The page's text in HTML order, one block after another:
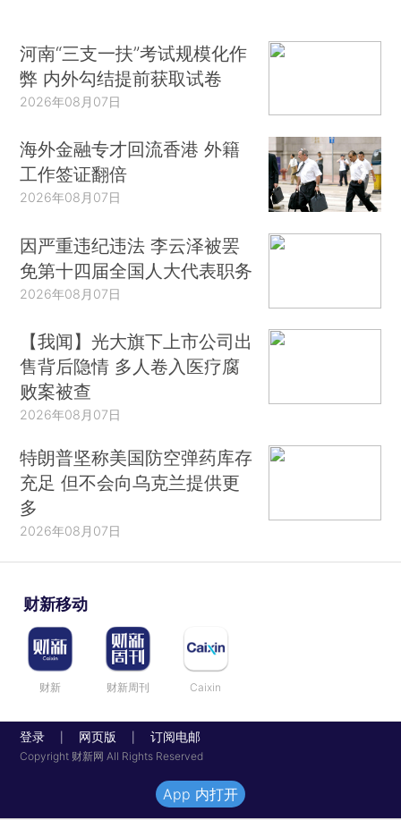
河南“三支一扶”考试规模化作
弊 内外勾结提前获取试卷
2026年08月07日
海外金融专才回流香港 外籍
工作签证翻倍
2026年08月07日
因严重违纪违法 李云泽被罢
免第十四届全国人大代表职务
2026年08月07日
【我闻】光大旗下上市公司出
售背后隐情 多人卷入医疗腐
败案被查
2026年08月07日
特朗普坚称美国防空弹药库存
充足 但不会向乌克兰提供更
多
2026年08月07日
财新移动
财新 财新周刊 Caixin
登录 网页版 订阅电邮
Copyright 财新网 All Rights Reserved
App 内打开